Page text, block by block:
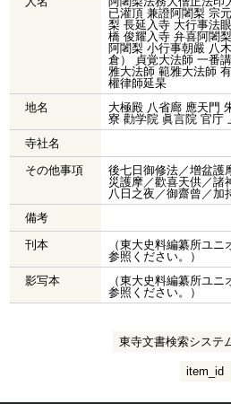
已灌頂 兼證阿闍梨 宗
梨 長延入寺 大行事法
橋 俊耀入寺 弁喜阿闍
阿闍梨 小行事朝嚴 八
倉） 貞覚大法師 一番
雅大法師 範雅大法師
權律師延杲
地名
大極殿 八省廊 應天門
寮 勸学院 眞言院 官庁
寺社名
その他事項
後七日御修法／增盆護
災護摩／歡喜天供／諸
八日之夜／御齋曾／加
備考
刊本
（東大史料編纂所ユ
参照ください。）
影写本
（東大史料編纂所ユ
参照ください。）
東寺文書検索システ
item_id